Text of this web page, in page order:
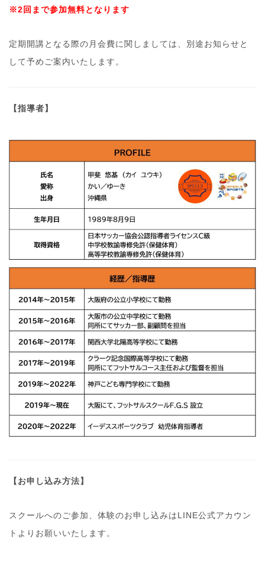
※2回まで参加無料となります
定期開講となる際の月会費に関しましては、別途お知らせと
して予めご案内いたします。
【指導者】
【お申し込み方法】
スクールへのご参加、体験のお申し込みはLINE公式アカウン
トよりお願いいたします。